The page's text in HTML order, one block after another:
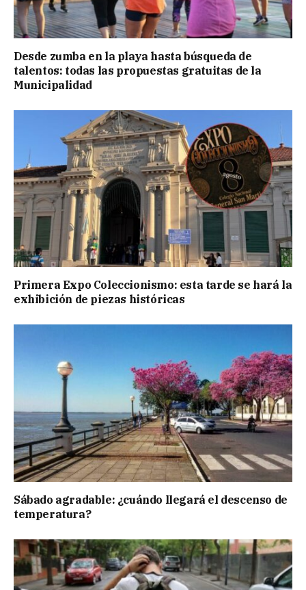
Desde zumba en la playa hasta búsqueda de
talentos: todas las propuestas gratuitas de la
Municipalidad
Primera Expo Coleccionismo: esta tarde se hará la
exhibición de piezas históricas
Sábado agradable: ¿cuándo llegará el descenso de
temperatura?